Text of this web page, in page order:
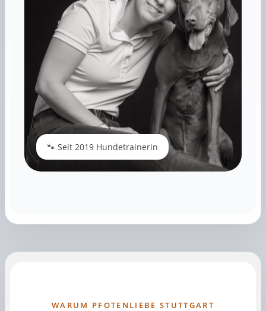
🐾 Seit 2019 Hundetrainerin
WARUM PFOTENLIEBE STUTTGART